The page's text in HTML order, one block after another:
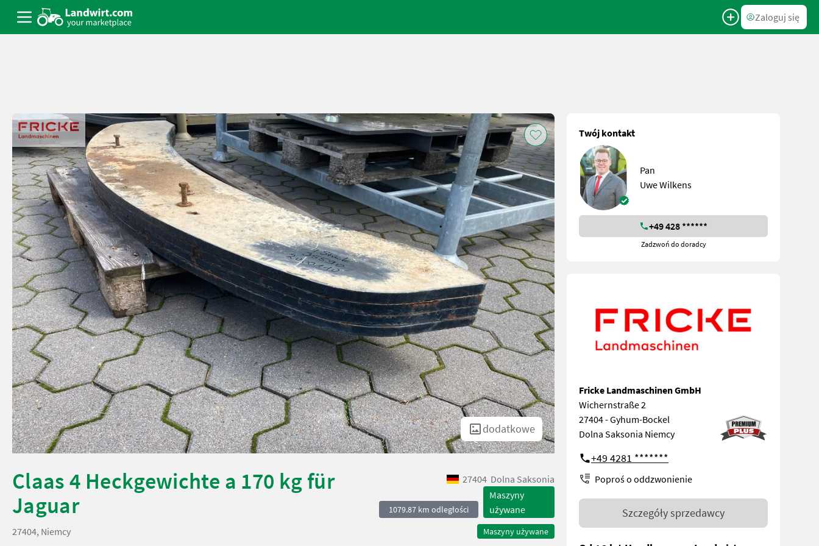
Zaloguj się
dodatkowe
Claas 4 Heckgewichte a 170 kg für
Jaguar
27404 Dolna Saksonia
1079.87 km odległości
Maszyny
używane
Maszyny używane
27404, Niemcy
Twój kontakt
Pan
Uwe Wilkens
+49 428 ******
Zadzwoń do doradcy
Fricke Landmaschinen GmbH
Wichernstraße 2
27404 - Gyhum-Bockel
Dolna Saksonia Niemcy
+49 4281 *******
Poproś o oddzwonienie
Szczegóły sprzedawcy